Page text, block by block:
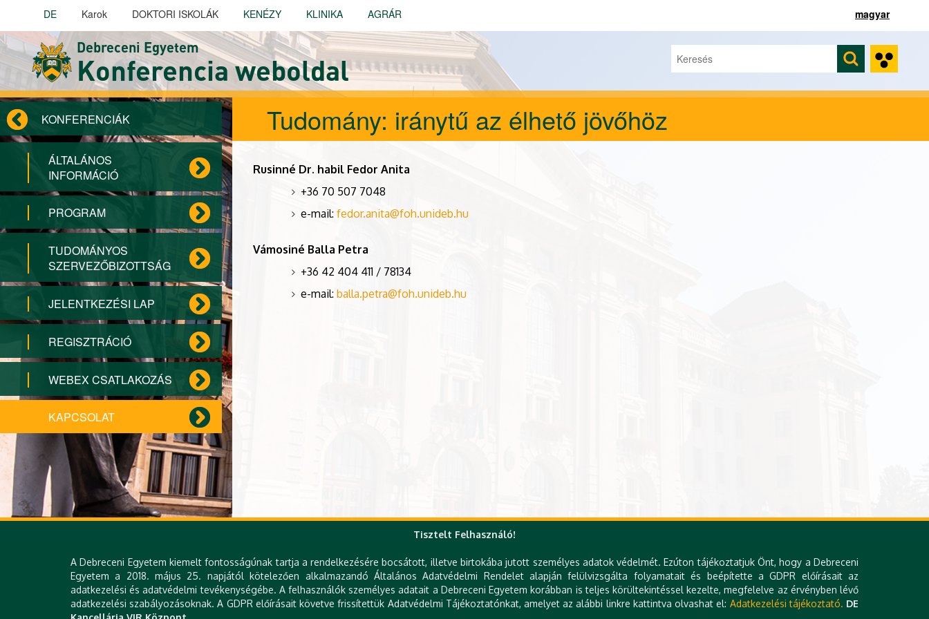
Ugrás a tartalomra magyar
DE Karok DOKTORI ISKOLÁK KENÉZY KLINIKA AGRÁR
Debreceni Egyetem
Konferencia weboldal Keresés űrlap
Keresés
KONFERENCIÁK
ÁLTALÁNOS
INFORMÁCIÓ
PROGRAM
TUDOMÁNYOS
SZERVEZŐBIZOTTSÁG
JELENTKEZÉSI LAP
REGISZTRÁCIÓ
WEBEX CSATLAKOZÁS
KAPCSOLAT
Tudomány: iránytű az élhető jövőhöz
Rusinné Dr. habil Fedor Anita
+36 70 507 7048
e-mail: fedor.anita@foh.unideb.hu
Vámosiné Balla Petra
+36 42 404 411 / 78134
e-mail: balla.petra@foh.unideb.hu
Tisztelt Felhasználó!
A Debreceni Egyetem kiemelt fontosságúnak tartja a rendelkezésére bocsátott, illetve birtokába jutott személyes adatok védelmét. Ezúton tájékoztatjuk Önt, hogy a Debreceni
Egyetem a 2018. május 25. napjától kötelezően alkalmazandó Általános Adatvédelmi Rendelet alapján felülvizsgálta folyamatait és beépítette a GDPR előírásait az
adatkezelési és adatvédelmi tevékenységébe. A felhasználók személyes adatait a Debreceni Egyetem korábban is teljes körültekintéssel kezelte, megfelelve az érvényben lévő
adatkezelési szabályozásoknak. A GDPR előírásait követve frissítettük Adatvédelmi Tájékoztatónkat, amelyet az alábbi linkre kattintva olvashat el: Adatkezelési tájékoztató. DE